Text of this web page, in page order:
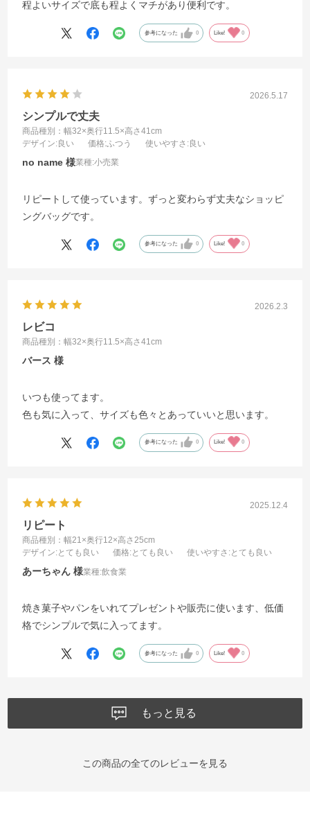
程よいサイズで底も程よくマチがあり便利です。
参考になった 0 Like! 0
2026.5.17
シンプルで丈夫
商品種別：幅32×奥行11.5×高さ41cm
デザイン:良い 価格:ふつう 使いやすさ :良い
no name 業種:小売業
リピートして使っています。ずっと変わらず丈夫なショッピ
ングバッグです。
参考になった 0 Like! 0
2026.2.3
レビコ
商品種別：幅32×奥行11.5×高さ41cm
バース
いつも使ってます。
色も気に入って、サイズも色々とあっていいと思います。
参考になった 0 Like! 0
2025.12.4
リピート
商品種別：幅21×奥行12×高さ25cm
デザイン:とても良い 価格:とても良い 使いやすさ :とても良い
あーちゃん 業種:飲食業
焼き菓子やパンをいれてプレゼントや販売に使います、低価
格でシンプルで気に入ってます。
参考になった 0 Like! 0
もっと見る
この商品の全てのレビューを見る